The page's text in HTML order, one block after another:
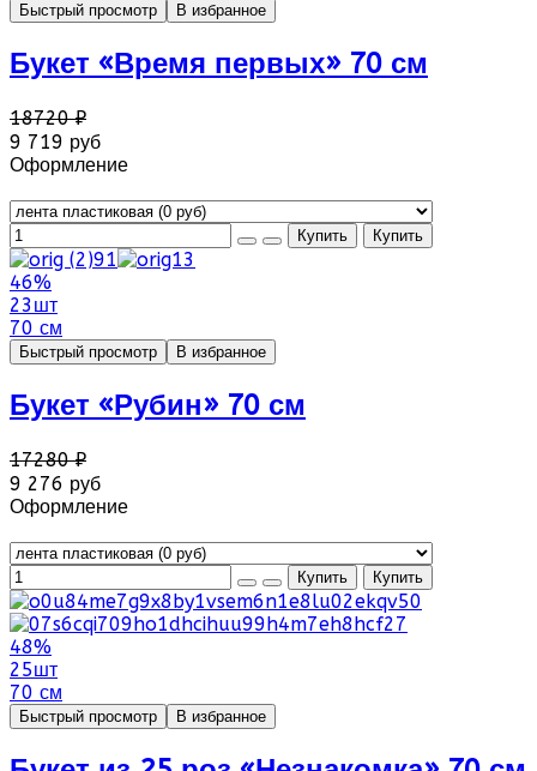
Быстрый просмотр В избранное
Букет «Время первых» 70 см
18720 ₽
9 719 руб
Оформление
46%
23шт
70 см
Быстрый просмотр В избранное
Букет «Рубин» 70 см
17280 ₽
9 276 руб
Оформление
48%
25шт
70 см
Быстрый просмотр В избранное